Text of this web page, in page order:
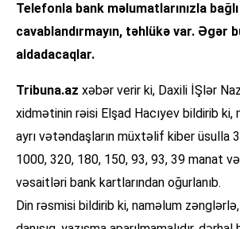
Telefonla bank məlumatlarınızla
cavablandırmayın, təhlükə var. Əgər
aldadacaqlar.
Tribuna.az xəbər verir ki, Daxili İŞlər
xidmətinin rəisi Elşad Hacıyev bildirib ki,
ayrı vətəndaşların müxtəlif kiber üsulla
1000, 320, 180, 150, 93, 93, 39 manat
vəsaitləri bank kartlarından oğurlanıb.
Din rəsmisi bildirib ki, naməlum